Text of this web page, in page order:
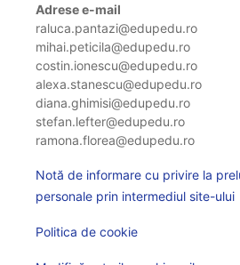
Adrese e-mail
raluca.pantazi@edupedu.ro
mihai.peticila@edupedu.ro
costin.ionescu@edupedu.ro
alexa.stanescu@edupedu.ro
diana.ghimisi@edupedu.ro
stefan.lefter@edupedu.ro
ramona.florea@edupedu.ro
Notă de informare cu privire la
personale prin intermediul site-ului
Politica de cookie